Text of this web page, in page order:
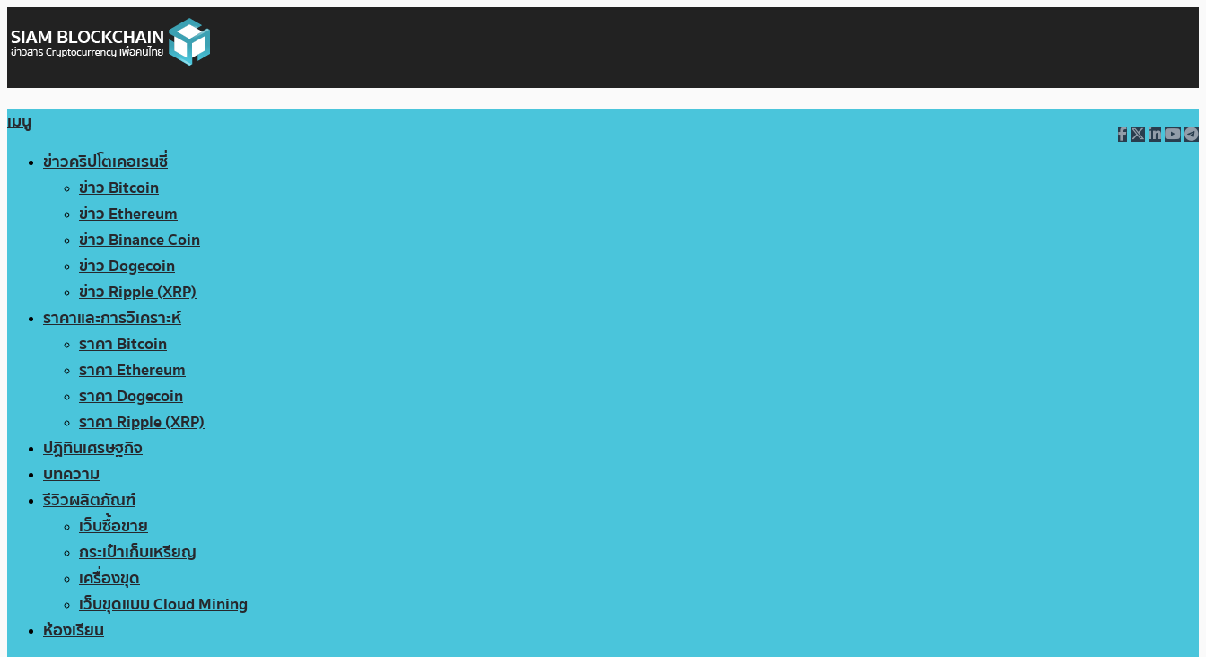
เมนู
ข่าวคริปโตเคอเรนซี่
ข่าว Bitcoin
ข่าว Ethereum
ข่าว Binance Coin
ข่าว Dogecoin
ข่าว Ripple (XRP)
ราคาและการวิเคราะห์
ราคา Bitcoin
ราคา Ethereum
ราคา Dogecoin
ราคา Ripple (XRP)
ปฏิทินเศรษฐกิจ
บทความ
รีวิวผลิตภัณฑ์
เว็บซื้อขาย
กระเป๋าเก็บเหรียญ
เครื่องขุด
เว็บขุดแบบ Cloud Mining
ห้องเรียน